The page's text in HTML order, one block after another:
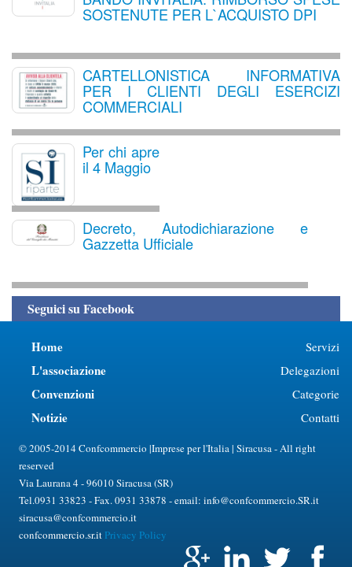
SOSTENUTE PER L`ACQUISTO DPI
CARTELLONISTICA INFORMATIVA
PER I CLIENTI DEGLI ESERCIZI
COMMERCIALI
Per chi apre
il 4 Maggio
Decreto, Autodichiarazione e
Gazzetta Ufficiale
Seguici su Facebook
Home
L'associazione
Convenzioni
Notizie
Servizi
Delegazioni
Categorie
Contatti
© 2005-2014 Confcommercio |Imprese per l'Italia | Siracusa - All right
reserved
Via Laurana 4 - 96010 Siracusa (SR)
Tel.0931 33823 - Fax. 0931 33878 - email: info@confcommercio.SR.it
siracusa@confcommercio.it
confcommercio.sr.it Privacy Policy